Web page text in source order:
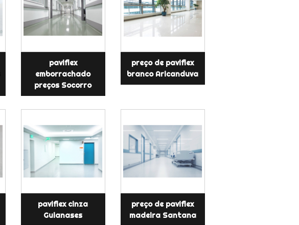
paviflex
emborrachado
preços Socorro
preço de paviflex
branco Aricanduva
paviflex cinza
Guianases
preço de paviflex
madeira Santana